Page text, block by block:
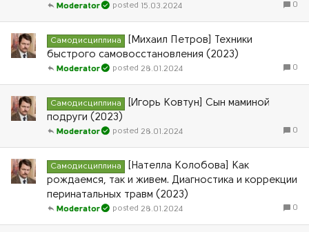
0
15.03.2024
Moderator
Самодисциплина
[Михаил Петров] Техники
быстрого самовосстановления (2023)
0
28.01.2024
Moderator
Самодисциплина
[Игорь Ковтун] Сын маминой
подруги (2023)
0
28.01.2024
Moderator
Самодисциплина
[Нателла Колобова] Как
рождаемся, так и живем. Диагностика и коррекции
перинатальных травм (2023)
0
28.01.2024
Moderator